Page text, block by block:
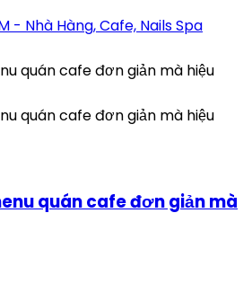
- Nhà Hàng, Cafe, Nails Spa
quán cafe đơn giản mà